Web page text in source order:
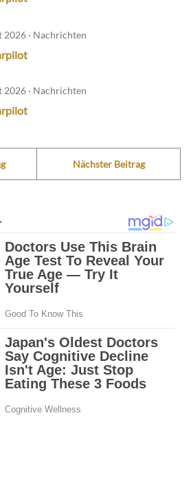
2026 · Nachrichten
2026 · Nachrichten
Nächster Beitrag